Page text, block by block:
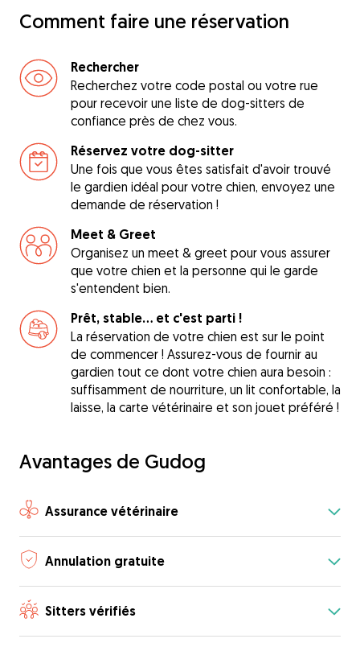
Comment faire une réservation
Rechercher
Recherchez votre code postal ou votre rue
pour recevoir une liste de dog-sitters de
confiance près de chez vous.
Réservez votre dog-sitter
Une fois que vous êtes satisfait d'avoir trouvé
le gardien idéal pour votre chien, envoyez une
demande de réservation !
Meet & Greet
Organisez un meet & greet pour vous assurer
que votre chien et la personne qui le garde
s'entendent bien.
Prêt, stable... et c'est parti !
La réservation de votre chien est sur le point
de commencer ! Assurez-vous de fournir au
gardien tout ce dont votre chien aura besoin :
suffisamment de nourriture, un lit confortable, la
laisse, la carte vétérinaire et son jouet préféré !
Avantages de Gudog
Assurance vétérinaire
Annulation gratuite
Sitters vérifiés